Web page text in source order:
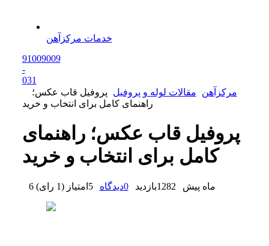
خدمات مرکزآهن
91009009
-
031
مرکزآهن
مقالات لوله و پروفیل
پروفیل قاب عکس؛
پروفیل قاب عکس؛ راهنمای
کامل برای انتخاب و خرید
6 ماه پیش 1282بازدید 0دیدگاه 5 امتیاز (1 رای )